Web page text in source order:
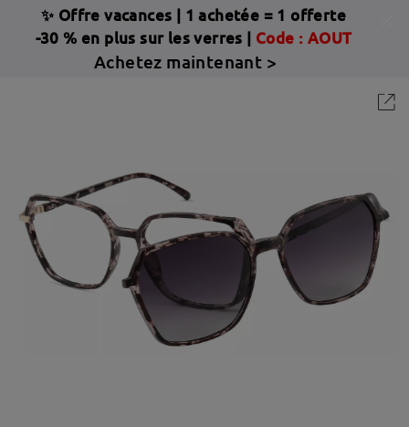
✨ Offre vacances | 1 achetée = 1 offerte
-30 % en plus sur les verres | Code : AOUT
Achetez maintenant >